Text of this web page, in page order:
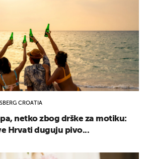
CROATIA
netko zbog drške za motiku:
Hrvati duguju pivo...